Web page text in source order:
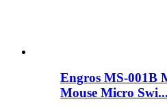
Engros MS-001B
Mouse Micro Swi...